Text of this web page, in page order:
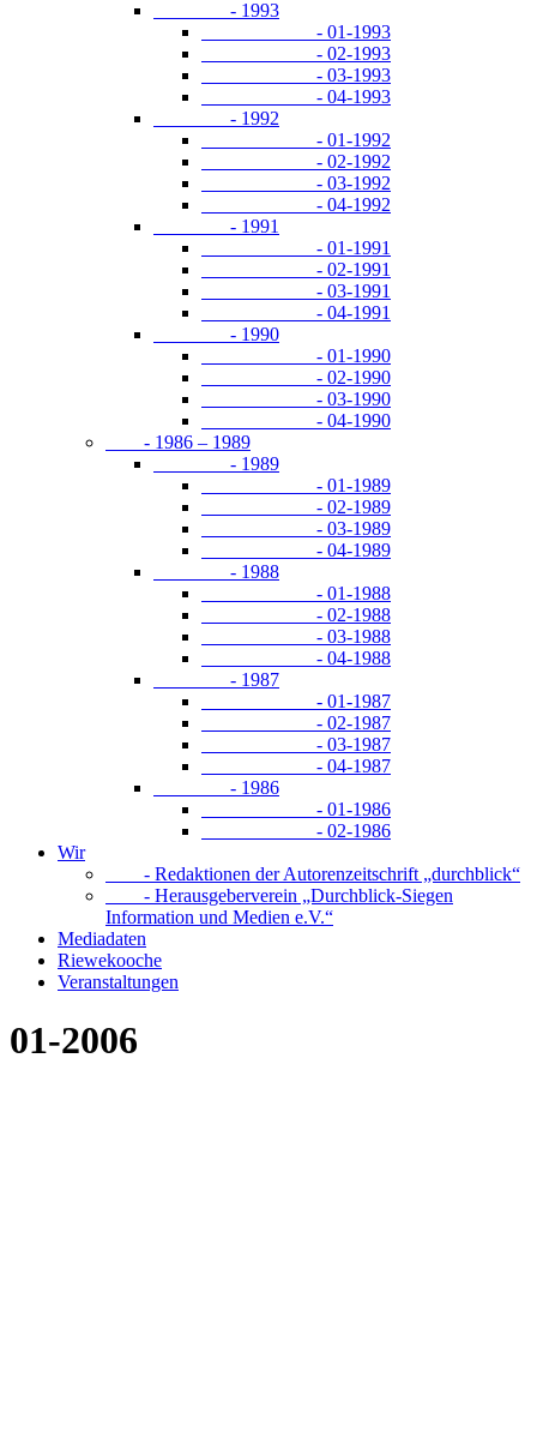
- 1993
- 01-1993
- 02-1993
- 03-1993
- 04-1993
- 1992
- 01-1992
- 02-1992
- 03-1992
- 04-1992
- 1991
- 01-1991
- 02-1991
- 03-1991
- 04-1991
- 1990
- 01-1990
- 02-1990
- 03-1990
- 04-1990
- 1986 – 1989
- 1989
- 01-1989
- 02-1989
- 03-1989
- 04-1989
- 1988
- 01-1988
- 02-1988
- 03-1988
- 04-1988
- 1987
- 01-1987
- 02-1987
- 03-1987
- 04-1987
- 1986
- 01-1986
- 02-1986
Wir
- Redaktionen der Autorenzeitschrift „durchblick“
- Herausgeberverein „Durchblick-Siegen
Information und Medien e.V.“
Mediadaten
Riewekooche
Veranstaltungen
01-2006